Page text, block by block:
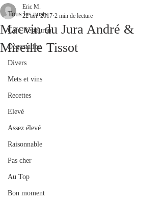
Tous les posts
Café-Restaurant
Dégustation
Divers
Mets et vins
Recettes
Elevé
Assez élevé
Raisonnable
Pas cher
Au Top
Bon moment
Macvin du Jura André &
Mireille Tissot
Eric M.
22 avr. 2017 2 min de lecture